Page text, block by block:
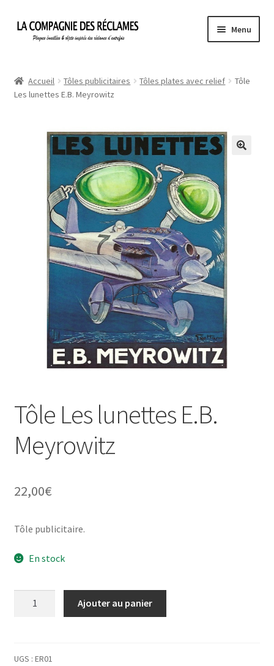
Aller
Aller
Menu
À propos de La Compagnie des Réclames
Ma Commande
Mon compte
Mon Panier
Politique de confidentialité
Une histoire de plaques émaillées
Accueil Tôles publicitaires Tôles plates avec relief
Tôle
Les lunettes E.B. Meyrowitz
Tôle Les lunettes E.B.
Meyrowitz
22,00€
Tôle publicitaire.
En stock
lunettes
Ajouter au panier
UGS : ER01